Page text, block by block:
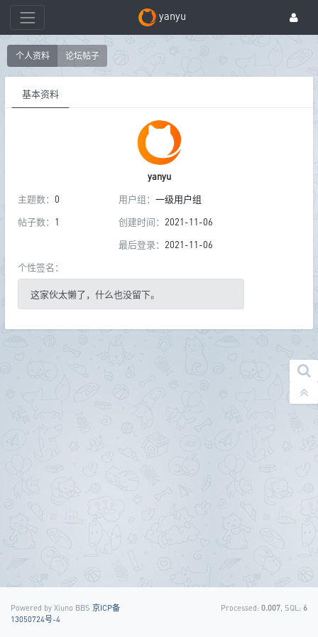
yanyu
个人资料 论坛帖子
基本资料
yanyu
主题数： 0
帖子数： 1
用户组：一级用户组
创建时间：2021-11-06
最后登录：2021-11-06
个性签名：
这家伙太懒了，什么也没留下。
Powered by Xiuno BBS 京ICP备
13050724号-4
Processed: 0.007 , SQL: 6